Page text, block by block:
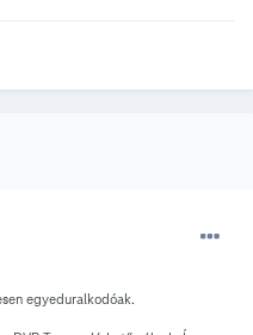
egyeduralkodóak.